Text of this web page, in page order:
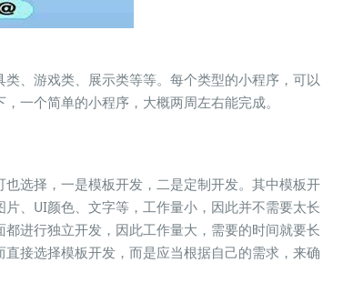
、游戏类、展示类等等。每个类型的小程序，可以
一个简单的小程序，大概两周左右能完成。
选择，一是模板开发，二是定制开发。其中模板开
、UI颜色、文字等，工作量小，因此并不需要太长
进行独立开发，因此工作量大，需要的时间就要长
接选择模板开发，而是应当根据自己的需求，来确